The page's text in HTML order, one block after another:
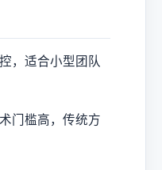
，适合小型团队
门槛高，传统方